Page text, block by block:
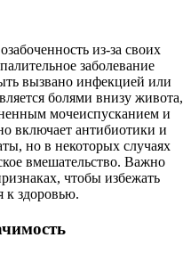
из-за своих
заболевание
вызвано инфекцией или
болями внизу живота,
мочеиспусканием и
включает антибиотики и
но в некоторых случаях
вмешательство. Важно
чтобы избежать
к здоровью.